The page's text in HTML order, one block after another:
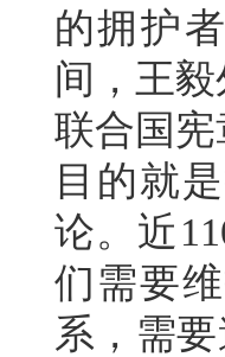
的拥护
间，王
联合国
目的就
论。近
们需要
系，需